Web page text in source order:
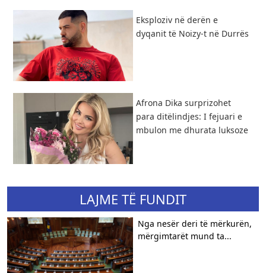
Eksploziv në derën e
dyqanit të Noizy-t në Durrës
Afrona Dika surprizohet
para ditëlindjes: I fejuari e
mbulon me dhurata luksoze
LAJME TË FUNDIT
Nga nesër deri të mërkurën,
mërgimtarët mund ta...